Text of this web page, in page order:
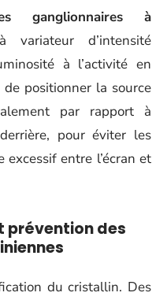
ganglionnaires à
d’intensité
à l’activité en
positionner la source
par rapport à
pour éviter les
entre l’écran et
prévention des
du cristallin. Des